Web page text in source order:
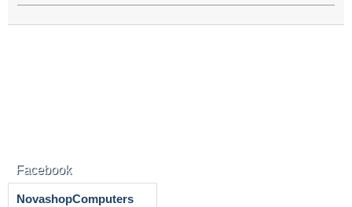
Facebook
NovashopComputers